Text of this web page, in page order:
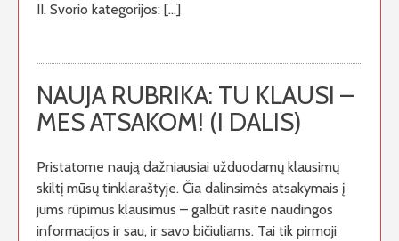
II. Svorio kategorijos: […]
NAUJA RUBRIKA: TU KLAUSI –
MES ATSAKOM! (I DALIS)
Pristatome naują dažniausiai užduodamų klausimų
skiltį mūsų tinklaraštyje. Čia dalinsimės atsakymais į
jums rūpimus klausimus – galbūt rasite naudingos
informacijos ir sau, ir savo bičiuliams. Tai tik pirmoji